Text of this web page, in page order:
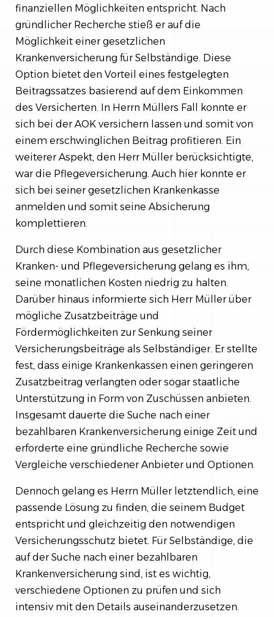
finanziellen Möglichkeiten entspricht. Nach
gründlicher Recherche stieß er auf die
Möglichkeit einer gesetzlichen
Krankenversicherung für Selbständige. Diese
Option bietet den Vorteil eines festgelegten
Beitragssatzes basierend auf dem Einkommen
des Versicherten. In Herrn Müllers Fall konnte er
sich bei der AOK versichern lassen und somit von
einem erschwinglichen Beitrag profitieren. Ein
weiterer Aspekt, den Herr Müller berücksichtigte,
war die Pflegeversicherung. Auch hier konnte er
sich bei seiner gesetzlichen Krankenkasse
anmelden und somit seine Absicherung
komplettieren.
Durch diese Kombination aus gesetzlicher
Kranken- und Pflegeversicherung gelang es ihm,
seine monatlichen Kosten niedrig zu halten.
Darüber hinaus informierte sich Herr Müller über
mögliche Zusatzbeiträge und
Fördermöglichkeiten zur Senkung seiner
Versicherungsbeiträge als Selbständiger. Er stellte
fest, dass einige Krankenkassen einen geringeren
Zusatzbeitrag verlangten oder sogar staatliche
Unterstützung in Form von Zuschüssen anbieten.
Insgesamt dauerte die Suche nach einer
bezahlbaren Krankenversicherung einige Zeit und
erforderte eine gründliche Recherche sowie
Vergleiche verschiedener Anbieter und Optionen.
Dennoch gelang es Herrn Müller letztendlich, eine
passende Lösung zu finden, die seinem Budget
entspricht und gleichzeitig den notwendigen
Versicherungsschutz bietet. Für Selbständige, die
auf der Suche nach einer bezahlbaren
Krankenversicherung sind, ist es wichtig,
verschiedene Optionen zu prüfen und sich
intensiv mit den Details auseinanderzusetzen.